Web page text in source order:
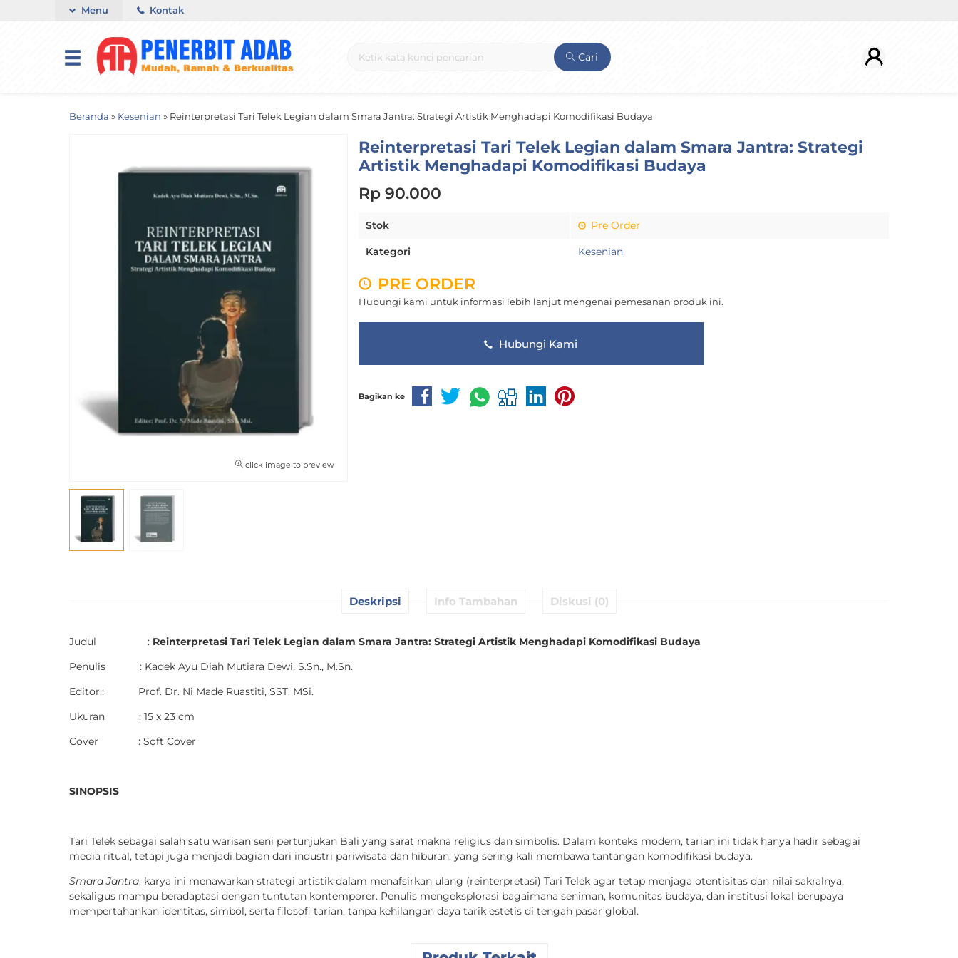
Menu Kontak
Cari
Beranda » Kesenian » Reinterpretasi Tari Telek Legian dalam Smara Jantra: Strategi Artistik Menghadapi Komodifikasi Budaya
click image to preview
Reinterpretasi Tari Telek Legian dalam Smara Jantra: Strategi
Artistik Menghadapi Komodifikasi Budaya
Rp 90.000
Stok Pre Order
Kategori Kesenian
PRE ORDER
Hubungi kami untuk informasi lebih lanjut mengenai pemesanan produk ini.
Hubungi Kami
Bagikan ke
Deskripsi Info Tambahan Diskusi (0)
Judul : Reinterpretasi Tari Telek Legian dalam Smara Jantra: Strategi Artistik Menghadapi Komodifikasi Budaya
Penulis : Kadek Ayu Diah Mutiara Dewi, S.Sn., M.Sn.
Editor.: Prof. Dr. Ni Made Ruastiti, SST. MSi.
Ukuran : 15 x 23 cm
Cover : Soft Cover
SINOPSIS
Tari Telek sebagai salah satu warisan seni pertunjukan Bali yang sarat makna religius dan simbolis. Dalam konteks modern, tarian ini tidak hanya hadir sebagai
media ritual, tetapi juga menjadi bagian dari industri pariwisata dan hiburan, yang sering kali membawa tantangan komodifikasi budaya.
Smara Jantra, karya ini menawarkan strategi artistik dalam menafsirkan ulang (reinterpretasi) Tari Telek agar tetap menjaga otentisitas dan nilai sakralnya,
sekaligus mampu beradaptasi dengan tuntutan kontemporer. Penulis mengeksplorasi bagaimana seniman, komunitas budaya, dan institusi lokal berupaya
mempertahankan identitas, simbol, serta filosofi tarian, tanpa kehilangan daya tarik estetis di tengah pasar global.